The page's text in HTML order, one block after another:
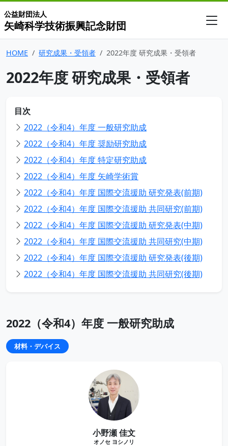
公益財団法人
矢崎科学技術振興記念財団
HOME 研究成果・受領者 2022年度 研究成果・受領者
2022年度 研究成果・受領者
目次
2022（令和4）年度 一般研究助成
2022（令和4）年度 奨励研究助成
2022（令和4）年度 特定研究助成
2022（令和4）年度 矢崎学術賞
2022（令和4）年度 国際交流援助 研究発表(前期)
2022（令和4）年度 国際交流援助 共同研究(前期)
2022（令和4）年度 国際交流援助 研究発表(中期)
2022（令和4）年度 国際交流援助 共同研究(中期)
2022（令和4）年度 国際交流援助 研究発表(後期)
2022（令和4）年度 国際交流援助 共同研究(後期)
2022（令和4）年度 一般研究助成
材料・デバイス
小野瀬 佳文
オノセ ヨシノリ